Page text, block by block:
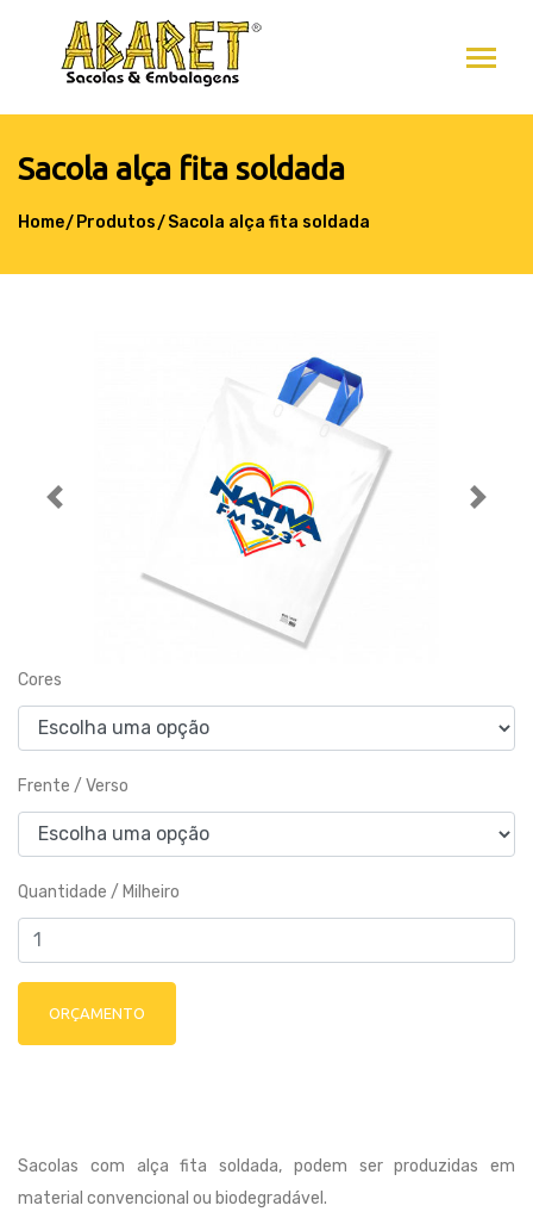
Sacola alça fita soldada
Home Produtos Sacola alça fita soldada
Previous Next
Cores
Frente / Verso
Quantidade / Milheiro
Sacolas com alça fita soldada, podem ser produzidas em
material convencional ou biodegradável.